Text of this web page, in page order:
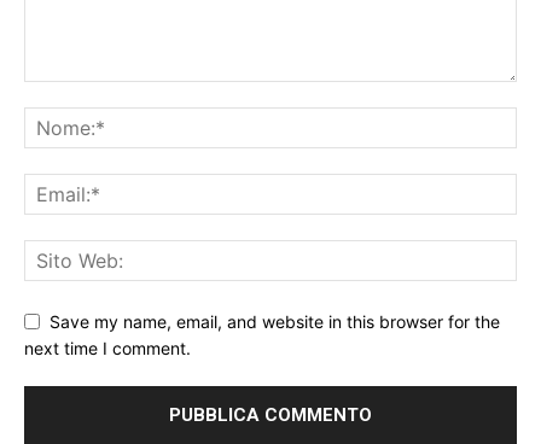
Save my name, email, and website in this browser for the
next time I comment.